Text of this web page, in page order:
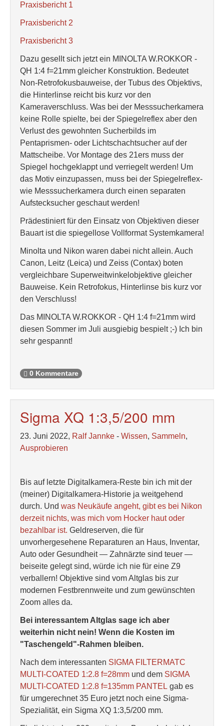
Praxisbericht 1
Praxisbericht 2
Praxisbericht 3
Dazu gesellt sich jetzt ein MINOLTA W.ROKKOR -
QH 1:4 f=21mm gleicher Konstruktion. Bedeutet
Non-Retrofokusbauweise, der Tubus des Objektivs,
die Hinterlinse reicht bis kurz vor den
Kameraverschluss. Was bei der Messsucherkamera
keine Rolle spielte, bei der Spiegelreflex aber den
Verlust des gewohnten Sucherbilds im
Pentaprismen- oder Lichtschachtsucher auf der
Mattscheibe. Vor Montage des 21ers muss der
Spiegel hochgeklappt und verriegelt werden! Um
das Motiv einzupassen, muss bei der Spiegelreflex-
wie Messsucherkamera durch einen separaten
Aufstecksucher geschaut werden!
Prädestiniert für den Einsatz von Objektiven dieser
Bauart ist die spiegellose Vollformat Systemkamera!
Minolta und Nikon waren dabei nicht allein. Auch
Canon, Leitz (Leica) und Zeiss (Contax) boten
vergleichbare Superweitwinkelobjektive gleicher
Bauweise. Kein Retrofokus, Hinterlinse bis kurz vor
den Verschluss!
Das MINOLTA W.ROKKOR - QH 1:4 f=21mm wird
diesen Sommer im Juli ausgiebig bespielt ;-) Ich bin
sehr gespannt!
0 Kommentare
Sigma XQ 1:3,5/200 mm
23. Juni 2022, Ralf Jannke - Wissen, Sammeln,
Ausprobieren
Bis auf letzte Digitalkamera-Reste bin ich mit der
(meiner) Digitalkamera-Historie ja weitgehend
durch. Und was Neukäufe angeht, gibt es bei Nikon
derzeit nichts, was mich vom Hocker haut oder
bezahlbar ist. Geldreserven, die für
unvorhergesehene Reparaturen an Haus, Inventar,
Auto oder Gesundheit — Zahnärzte sind teuer —
beiseite gelegt sind, würde ich nie für eine Z9
verballern! Objektive sind vom Altglas bis zur
modernen Festbrennweite und zum gewünschten
Zoom alles da.
Bei interessantem Altglas sage ich aber
weiterhin nicht nein! Wenn die Kosten im
"Taschengeld"-Rahmen bleiben.
Nach dem interessanten SIGMA FILTERMATC
MULTI-COATED 1:2.8 f=28mm und dem SIGMA
MULTI-COATED 1:2.8 f=135mm PANTEL gab es
für umgerechnet 35 Euro jetzt noch eine Sigma-
Spezialität, ein Sigma XQ 1:3,5/200 mm.